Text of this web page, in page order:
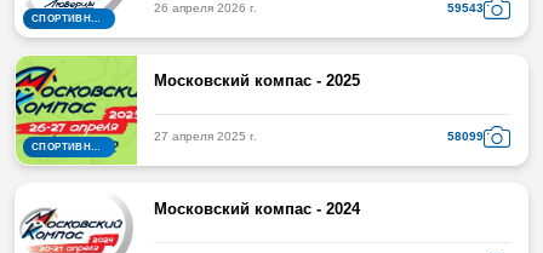
26 апреля 2026 г. 59543
Московский компас - 2025
27 апреля 2025 г. 58099
Московский компас - 2024